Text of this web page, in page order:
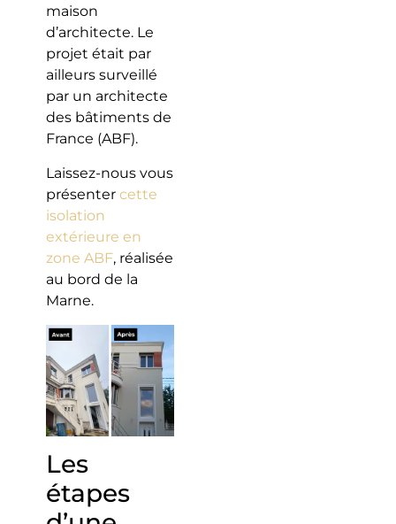
maison
d’architecte. Le
projet était par
ailleurs surveillé
par un architecte
des bâtiments de
France (ABF).
Laissez-nous vous
présenter cette
isolation
extérieure en
zone ABF, réalisée
au bord de la
Marne.
Les
étapes